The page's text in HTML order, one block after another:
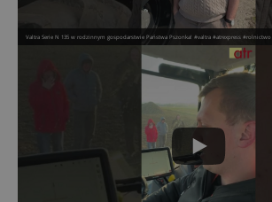
Valtra Serie N 135 w rodzinnym gospodarstwie Państwa Pszonka! #valtra #atrexpress #rolnictwo